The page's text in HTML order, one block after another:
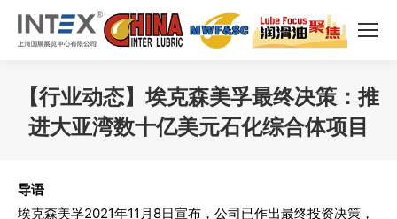
【行业动态】埃克森美孚最终决策：推
进大亚湾数十亿美元石化综合体项目
导语
埃克森美孚2021年11月8日宣布，公司已作出最终投资决策，